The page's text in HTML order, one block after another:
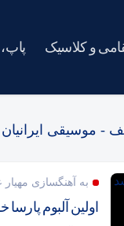
و کلاسیک
- موسیقی ایرانیان
به آهنگسازی مهیار
اولین آلبوم